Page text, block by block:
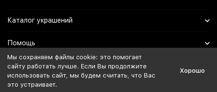
Каталог украшений
Помощь
Информация
Мы сохраняем файлы cookie: это помогает
сайту работать лучше. Если Вы продолжите
использовать сайт, мы будем считать, что Вас
это устраивает.
Хорошо